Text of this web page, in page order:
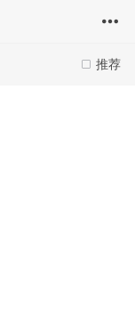
推荐